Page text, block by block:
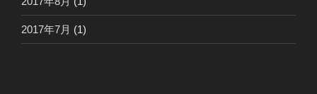
2017年7月 (1)